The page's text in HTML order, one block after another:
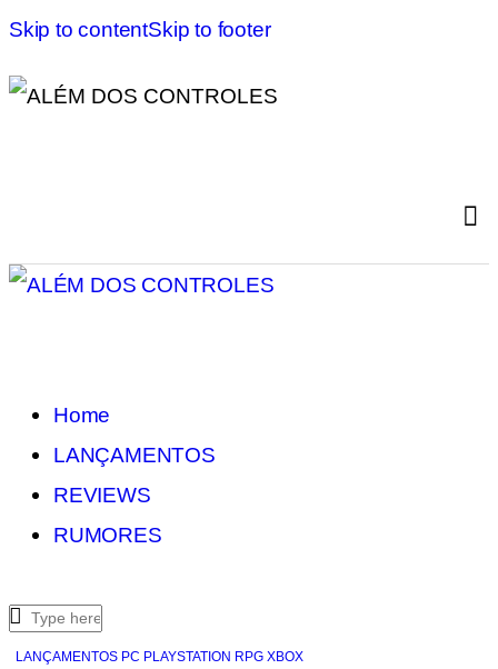
Skip to contentSkip to footer
Home
LANÇAMENTOS
REVIEWS
RUMORES
LANÇAMENTOS PC PLAYSTATION RPG XBOX